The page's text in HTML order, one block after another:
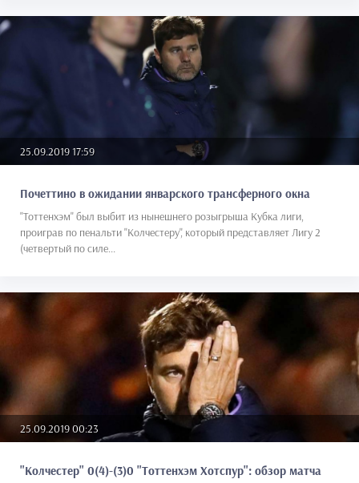
25.09.2019 17:59
Почеттино в ожидании январского трансферного окна
"Тоттенхэм" был выбит из нынешнего розыгрыша Кубка лиги,
проиграв по пенальти "Колчестеру", который представляет Лигу 2
(четвертый по силе...
25.09.2019 00:23
"Колчестер" 0(4)-(3)0 "Тоттенхэм Хотспур": обзор матча